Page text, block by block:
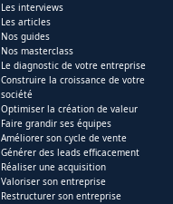
Les interviews
Les articles
Nos guides
Nos masterclass
Le diagnostic de votre entreprise
Construire la croissance de votre
société
Optimiser la création de valeur
Faire grandir ses équipes
Améliorer son cycle de vente
Générer des leads efficacement
Réaliser une acquisition
Valoriser son entreprise
Restructurer son entreprise